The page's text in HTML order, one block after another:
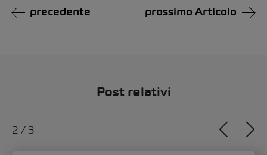
precedente prossimo Articolo
Post relativi
2 / 3